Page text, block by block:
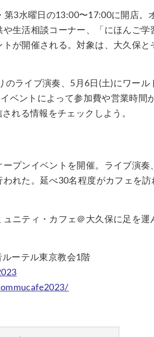
3水曜日の13:00〜17:00に開店。
生活相談コーナー、「にほんご学
が開催される。対象は、大久保と
ライブ演奏、5月6日(土)にワール
ベントによって参加費や営業時間
れる情報をチェックしよう。
プンイベントを開催。ライブ演奏
れた。延べ30名程度がカフェを訪
ニティ・カフェ＠大久保に足を運
ーテル東京教会1階